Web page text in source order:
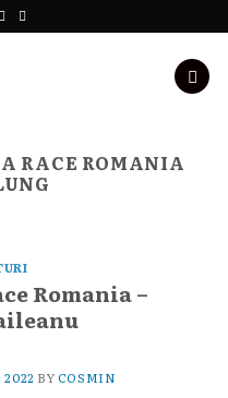
RACE ROMANIA
Romania –
2022 BYCOSMIN